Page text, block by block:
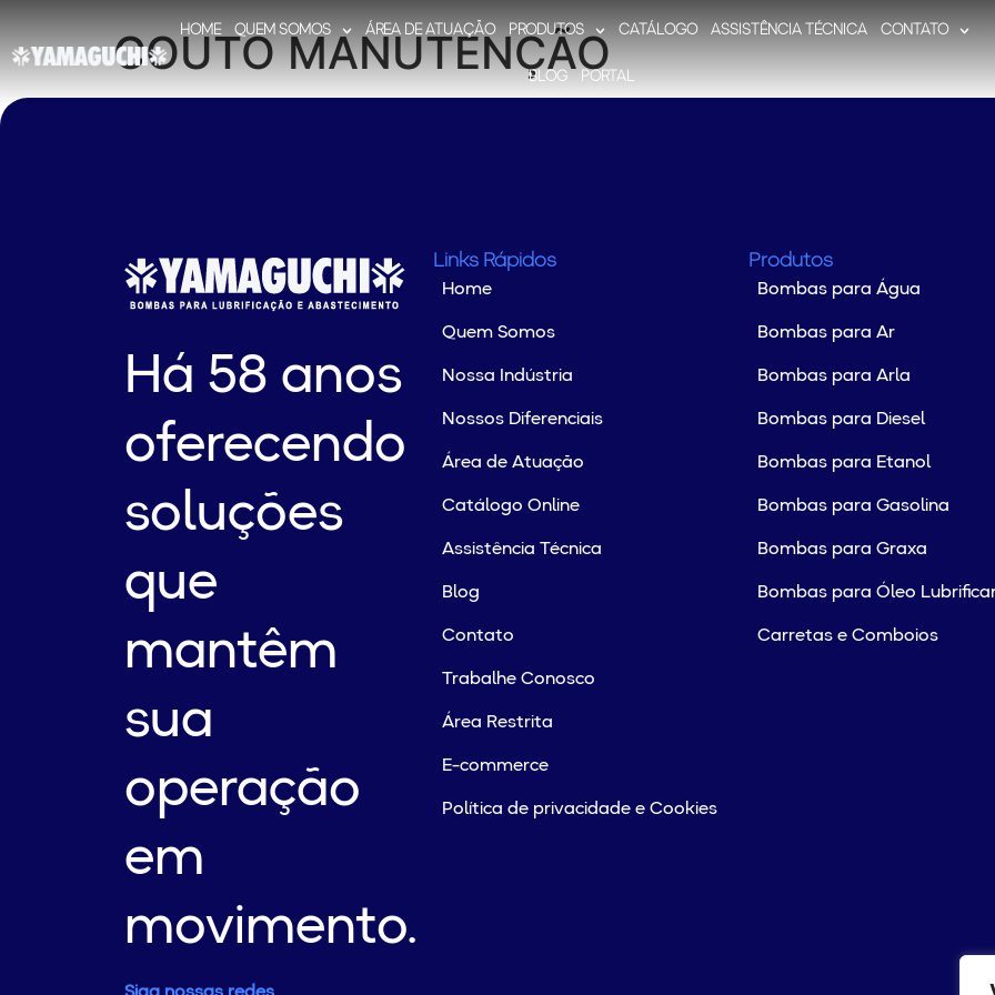
HOME QUEM SOMOS ÁREA DE ATUAÇÃO PRODUTOS CATÁLOGO ASSISTÊNCIA TÉCNICA CONTATO
BLOG PORTAL
COUTO MANUTENÇÃO
Há 58 anos
oferecendo
soluções
que
mantêm
sua
operação
em
movimento.
Links Rápidos
Home
Quem Somos
Nossa Indústria
Nossos Diferenciais
Área de Atuação
Catálogo Online
Assistência Técnica
Blog
Contato
Trabalhe Conosco
Área Restrita
E-commerce
Política de privacidade e Cookies
Produtos
Bombas para Água
Bombas para Ar
Bombas para Arla
Bombas para Diesel
Bombas para Etanol
Bombas para Gasolina
Bombas para Graxa
Bombas para Óleo
Carretas e Comboios